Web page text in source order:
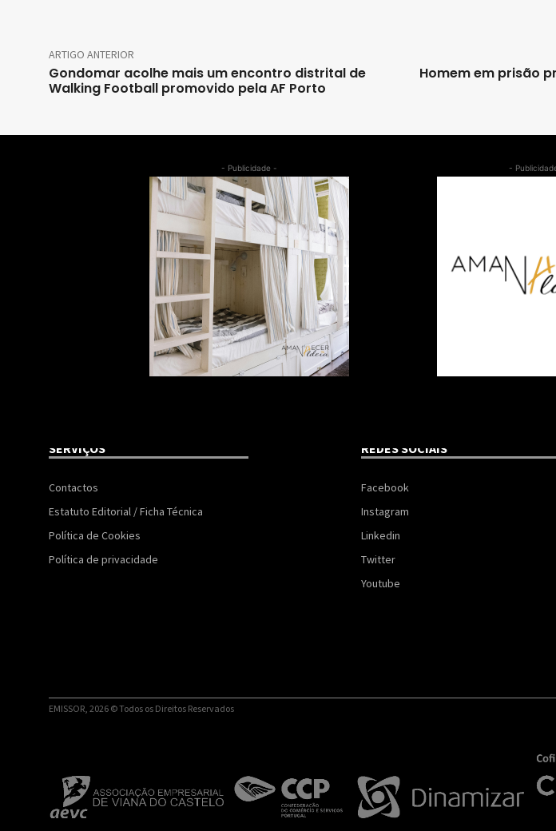
ARTIGO ANTERIOR
Gondomar acolhe mais um encontro distrital de
Walking Football promovido pela AF Porto
Homem em prisão
- Publicidade - -
SERVIÇOS
Contactos
Estatuto Editorial / Ficha Técnica
Política de Cookies
Política de privacidade
REDES SOCIAIS
Facebook
Instagram
Linkedin
Twitter
Youtube
EMISSOR, 2026 © Todos os Direitos Reservados